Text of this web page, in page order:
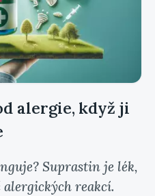
alergie, když ji
Suprastin je lék,
alergických reakcí.